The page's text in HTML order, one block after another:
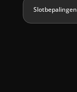
Slotbepalingen